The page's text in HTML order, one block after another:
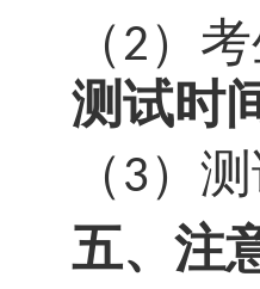
（2）
测试时
（3） 测
五、 注